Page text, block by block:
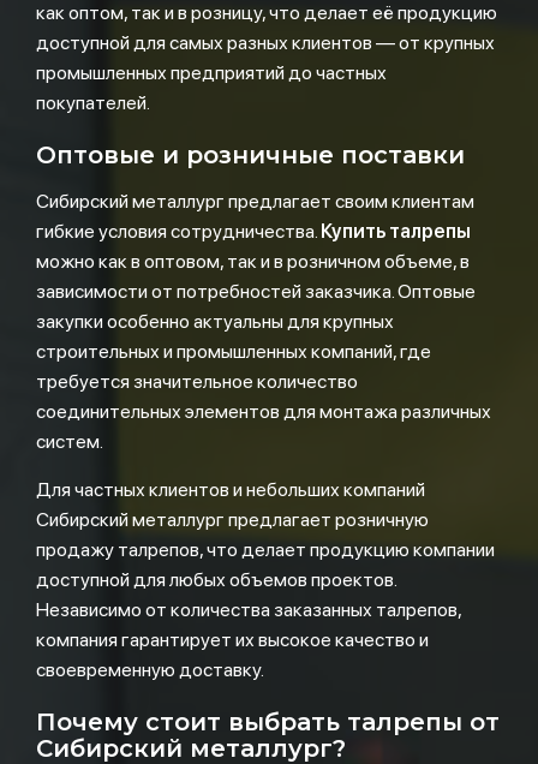
как оптом, так и в розницу, что делает её продукцию
доступной для самых разных клиентов — от крупных
промышленных предприятий до частных
покупателей.
Оптовые и розничные поставки
Сибирский металлург предлагает своим клиентам
гибкие условия сотрудничества. Купить талрепы
можно как в оптовом, так и в розничном объеме, в
зависимости от потребностей заказчика. Оптовые
закупки особенно актуальны для крупных
строительных и промышленных компаний, где
требуется значительное количество
соединительных элементов для монтажа различных
систем.
Для частных клиентов и небольших компаний
Сибирский металлург предлагает розничную
продажу талрепов, что делает продукцию компании
доступной для любых объемов проектов.
Независимо от количества заказанных талрепов,
компания гарантирует их высокое качество и
своевременную доставку.
Почему стоит выбрать талрепы от
Сибирский металлург?